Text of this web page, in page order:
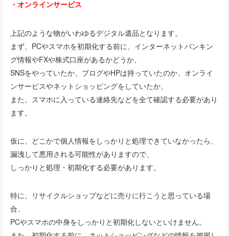
・オンラインサービス
上記のような物がいわゆるデジタル遺品となります。
まず、PCやスマホを初期化する前に、インターネットバンキン
グ情報やFXや株式口座があるかどうか、
SNSをやっていたか、ブログやHPは持っていたのか、オンライ
ンサービスやネットショッピングをしていたか、
また、スマホに入っている連絡先などを全て確認する必要があり
ます。
仮に、どこかで個人情報をしっかりと処理できていなかったら、
漏洩して悪用される可能性がありますので、
しっかりと処理・初期化する必要があります。
特に、リサイクルショップなどに売りに行こうと思っている場
合、
PCやスマホの中身をしっかりと初期化しないといけません。